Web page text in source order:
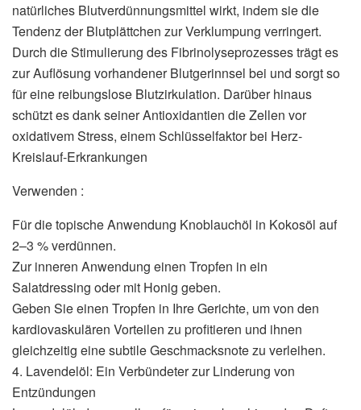
natürliches Blutverdünnungsmittel wirkt, indem sie die
Tendenz der Blutplättchen zur Verklumpung verringert.
Durch die Stimulierung des Fibrinolyseprozesses trägt es
zur Auflösung vorhandener Blutgerinnsel bei und sorgt so
für eine reibungslose Blutzirkulation. Darüber hinaus
schützt es dank seiner Antioxidantien die Zellen vor
oxidativem Stress, einem Schlüsselfaktor bei Herz-
Kreislauf-Erkrankungen
Verwenden :
Für die topische Anwendung Knoblauchöl in Kokosöl auf
2–3 % verdünnen.
Zur inneren Anwendung einen Tropfen in ein
Salatdressing oder mit Honig geben.
Geben Sie einen Tropfen in Ihre Gerichte, um von den
kardiovaskulären Vorteilen zu profitieren und ihnen
gleichzeitig eine subtile Geschmacksnote zu verleihen.
4. Lavendelöl: Ein Verbündeter zur Linderung von
Entzündungen